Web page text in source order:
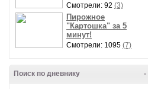
Смотрели: 92 (3)
Пирожное
"Картошка" за 5
минут!
Смотрели: 1095 (7)
-
Поиск по дневнику